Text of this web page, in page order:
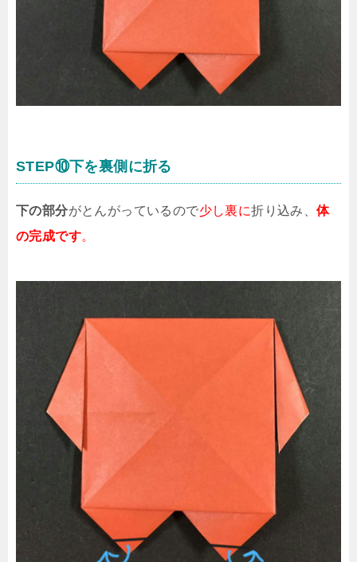
STEP⑩下を裏側に折る
下の部分がとんがっているので少し裏に折り込み、体
の完成です。